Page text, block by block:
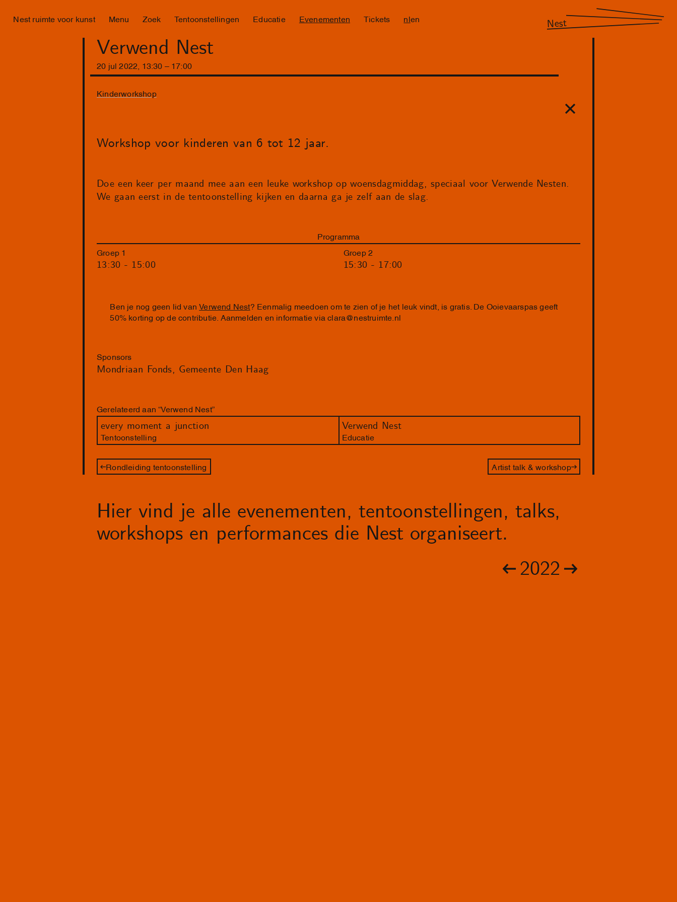
Nest ruimte voor kunst Menu Zoek Tentoonstellingen Educatie Evenementen Tickets nl en Nest
Verwend Nest
20 jul 2022 13 : 30 17: 00
Kinderworkshop
Workshop voor kinderen van 6 tot 12 jaar.
Doe een keer per maand mee aan een leuke workshop op woensdagmiddag, speciaal voor Verwende Nesten.
We gaan eerst in de tentoonstelling kijken en daarna ga je zelf aan de slag.
Programma
Groep 1
13:30 - 15:00
Groep 2
15:30 - 17:00
Ben je nog geen lid vanVerwend Nest ? Eenmalig meedoen om te zien of je het leuk vindt, is gratis. De Ooievaarspas geeft
50% korting op de contributie. Aanmelden en informatie viaclara@nestruimte.nl
Sponsors
Mondriaan Fonds Gemeente Den Haag
Gerelateerd aan “Verwend Nest”
every moment a junction
Tentoonstelling
Verwend Nest
Educatie
Rondleiding tentoonstelling Artist talk & workshop
Hier vind je alle evenementen, tentoonstellingen, talks,
workshops en performances die Nest organiseert.
2022